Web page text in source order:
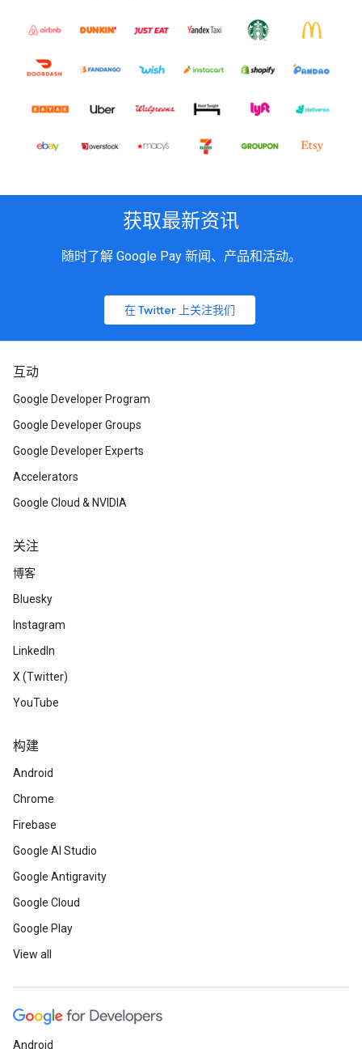
获取最新资讯
随时了解 Google Pay 新闻、产品和活动。
在 Twitter 上关注我们
互动
Google Developer Program
Google Developer Groups
Google Developer Experts
Accelerators
Google Cloud & NVIDIA
关注
博客
Bluesky
Instagram
LinkedIn
X (Twitter)
YouTube
构建
Android
Chrome
Firebase
Google AI Studio
Google Antigravity
Google Cloud
Google Play
View all
Android